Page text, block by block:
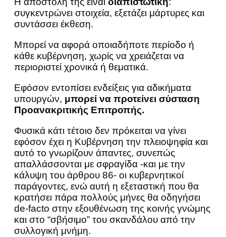
συγκεντρώνει στοιχεία, εξετάζει μάρτυρες και
συντάσσει έκθεση.
Μπορεί να αφορά οποιαδήποτε περίοδο ή
κάθε κυβέρνηση, χωρίς να χρειάζεται να
περιοριστεί χρονικά ή θεματικά.
Εφόσον εντοπίσει ενδείξεις για αδικήματα
υπουργών, μπορεί να προτείνει σύσταση
Προανακριτικής Επιτροπής.
Φυσικά κάτι τέτοιο δεν πρόκειται να γίνει
εφόσον έχει η Κυβέρνηση την πλειοψηφία και
αυτό το γνωρίζουν άπαντες, συνεπώς
απαλλάσσονται με σφραγίδα -και με την
κάλυψη του άρθρου 86- οι κυβερνητικοί
παράγοντες, ενώ αυτή η εξεταστική που θα
κρατήσει πάρα πολλούς μήνες θα οδηγήσει
de-facto στην εξουθένωση της κοινής γνώμης
και στο “σβήσιμο” του σκανδάλου από την
συλλογική μνήμη.